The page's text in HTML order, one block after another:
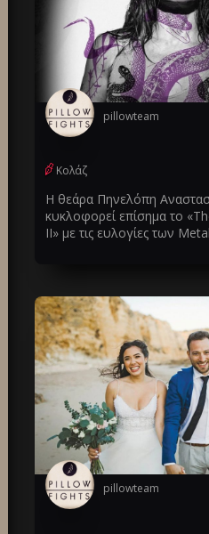
pillowteam
Κολάζ
Η θεάρα Πηνελόπη
κυκλοφορεί επίσημα το
II» με τις ευλογίες των
pillowteam